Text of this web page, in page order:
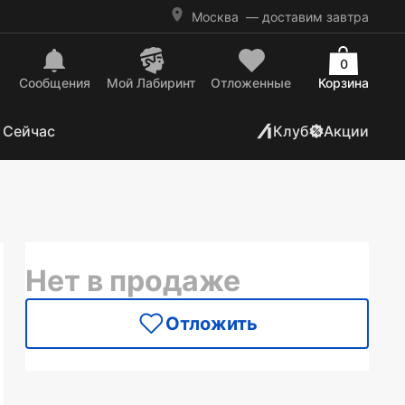
Москва — доставим завтра
Сообщения Mой Лабиринт Отложенные Корзина
0
Клуб Акции
Нет в продаже
Отложить